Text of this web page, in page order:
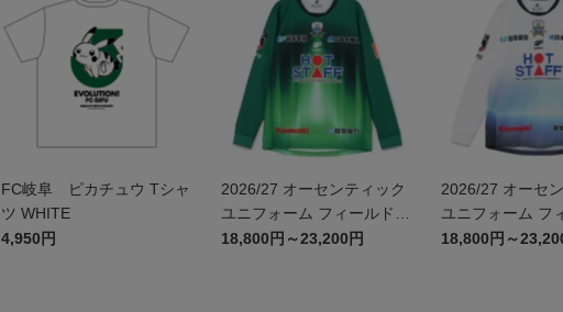
FC岐阜 ピカチュウ Tシャ
ツ WHITE
4,950円
2026/27 オーセンティック
ユニフォーム フィールドプ
レイヤー 1st 長袖
18,800円～23,200円
2026/27 オーセ
ユニフォーム フ
レイヤー 2nd 長
18,800円～